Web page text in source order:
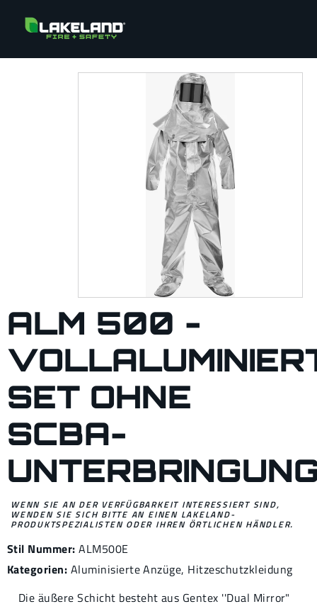
ALM 500 -
SET OHNE
SCBA-
WENN SIE AN DER VERFÜGBARKEIT INTERESSIERT SIND,
WENDEN SIE SICH BITTE AN EINEN LAKELAND-
PRODUKTSPEZIALISTEN ODER IHREN ÖRTLICHEN HÄNDLER.
Stil Nummer: ALM500E
Kategorien: Aluminisierte Anzüge, Hitzeschutzkleidung
Die äußere Schicht besteht aus Gentex ''Dual Mirror"